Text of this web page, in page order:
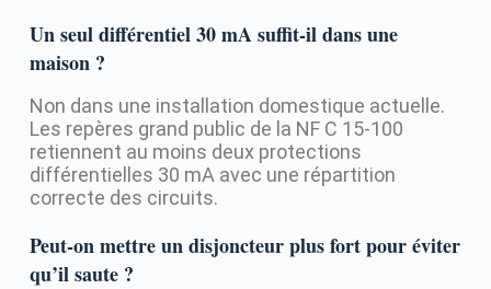
Un seul différentiel 30 mA suffit-il dans une
maison ?
Non dans une installation domestique actuelle.
Les repères grand public de la NF C 15-100
retiennent au moins deux protections
différentielles 30 mA avec une répartition
correcte des circuits.
Peut-on mettre un disjoncteur plus fort pour éviter
qu’il saute ?